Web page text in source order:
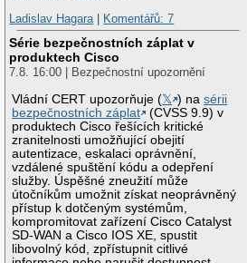
Ladislav Hagara| Komentářů: 7
Série bezpečnostních záplat v
produktech Cisco
7.8. 16:00 | Bezpečnostní upozornění
Vládní CERT upozorňuje (𝕏 ) nasérii
bezpečnostních záplat
(CVSS 9.9) v
produktech Cisco řešících kritické
zranitelnosti umožňující obejití
autentizace, eskalaci oprávnění,
vzdálené spuštění kódu a odepření
služby. Úspěšné zneužití může
útočníkům umožnit získat neoprávněný
přístup k dotčeným systémům,
kompromitovat zařízení Cisco Catalyst
SD-WAN a Cisco IOS XE, spustit
libovolný kód, zpřístupnit citlivé